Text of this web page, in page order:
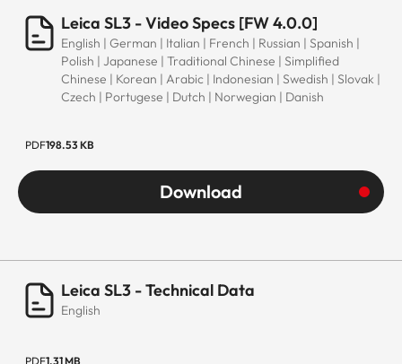
Leica SL3 - Video Specs [FW 4.0.0]
English | German | Italian | French | Russian | Spanish |
Polish | Japanese | Traditional Chinese | Simplified
Chinese | Korean | Arabic | Indonesian | Swedish | Slovak |
Czech | Portugese | Dutch | Norwegian | Danish
PDF198.53 KB
Download
Leica SL3 - Technical Data
English
PDF1.31 MB